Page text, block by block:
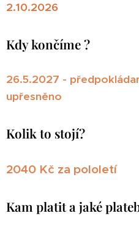
2.10.2026
Kdy končíme ?
26.5.2027 -
upřesněno
Kolik to stojí?
2040 Kč za pololetí
Kam platit a jaké